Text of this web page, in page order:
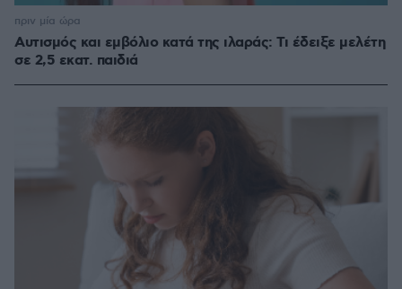
Αυτισμός και εμβόλιο κατά της ιλαράς: Τι έδειξε μελέτη
σε 2,5 εκατ. παιδιά
πριν μία ώρα